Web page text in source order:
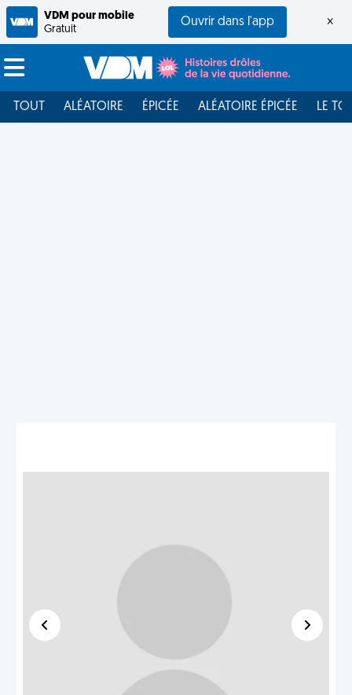
VDM pour mobile
Gratuit
Ouvrir dans l'app ×
TOUT ALÉATOIRE ÉPICÉE ALÉATOIRE ÉPICÉE LE